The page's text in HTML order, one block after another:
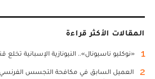
المقالات الأكثر قراءة
1 «نوكليو ناسيونال».. النيونازية الإسبانية تخلع
2
العميل السابق في مكافحة التجسس